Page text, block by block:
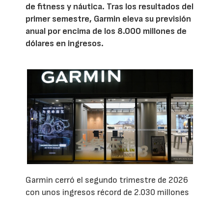
de fitness y náutica. Tras los resultados del
primer semestre, Garmin eleva su previsión
anual por encima de los 8.000 millones de
dólares en ingresos.
Garmin cerró el segundo trimestre de 2026
con unos ingresos récord de 2.030 millones